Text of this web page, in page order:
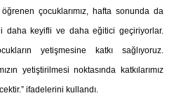
çocuklarımız, hafta sonunda da
daha keyifli ve daha eğitici geçiriyorlar.
yetişmesine katkı sağlıyoruz.
yetiştirilmesi noktasında katkılarımız
ifadelerini kullandı.